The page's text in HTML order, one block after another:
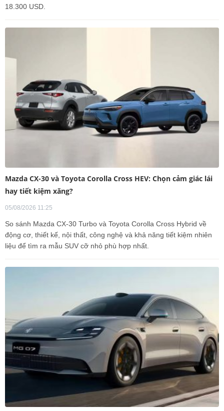
18.300 USD.
Mazda CX-30 và Toyota Corolla Cross HEV: Chọn cảm giác lái
hay tiết kiệm xăng?
05/08/2026 11:25
So sánh Mazda CX-30 Turbo và Toyota Corolla Cross Hybrid về
động cơ, thiết kế, nội thất, công nghệ và khả năng tiết kiệm nhiên
liệu để tìm ra mẫu SUV cỡ nhỏ phù hợp nhất.